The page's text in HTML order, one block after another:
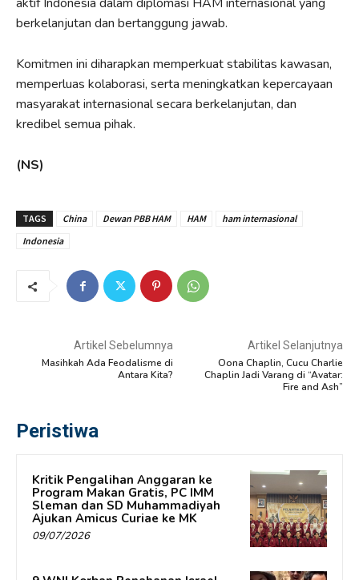
berkelanjutan dan bertanggung jawab.
Komitmen ini diharapkan memperkuat stabilitas kawasan,
memperluas kolaborasi, serta meningkatkan kepercayaan
masyarakat internasional secara berkelanjutan, dan
kredibel semua pihak.
(NS)
TAGS China Dewan PBB HAM HAM
ham internasional
Indonesia
Artikel Sebelumnya
Masihkah Ada Feodalisme di
Antara Kita?
Artikel Selanjutnya
Oona Chaplin, Cucu Charlie
Chaplin Jadi Varang di “Avatar:
Fire and Ash”
Peristiwa
Kritik Pengalihan Anggaran ke
Program Makan Gratis, PC IMM
Sleman dan SD Muhammadiyah
Ajukan Amicus Curiae ke MK
09/07/2026